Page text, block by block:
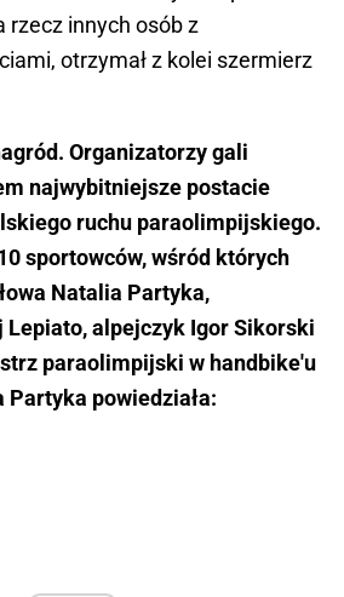
rzecz innych osób z
otrzymał z kolei szermierz
Organizatorzy gali
najwybitniejsze postacie
ruchu paraolimpijskiego.
sportowców, wśród których
Natalia Partyka,
Lepiato, alpejczyk Igor Sikorski
paraolimpijski w handbike'u
Partyka powiedziała: